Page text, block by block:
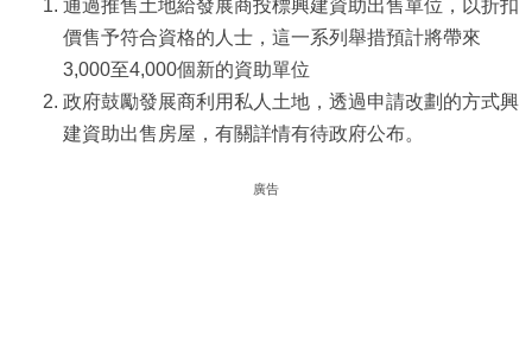
通過推售土地給發展商投標興建資助出售單位，以折扣
價售予符合資格的人士，這一系列舉措預計將帶來
3,000至4,000個新的資助單位
政府鼓勵發展商利用私人土地，透過申請改劃的方式興
建資助出售房屋，有關詳情有待政府公布。
廣告